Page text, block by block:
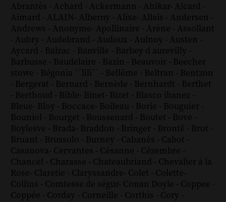
Abrantès - Achard - Ackermann - Ahikar- Aicard -
Aimard - ALAIN- Alberny - Alixe- Allais - Andersen -
Andrews - Anonyme- Apollinaire - Arène - Assollant
- Aubry - Audebrand - Audoux - Aulnoy - Austen -
Aycard - Balzac - Banville - Barbey d aurevilly -
Barbusse - Baudelaire - Bazin - Beauvoir - Beecher
stowe - Bégonia ´´lili´´ - Bellême - Beltran - Bentzon
- Bergerat - Bernard - Bernède - Bernhardt - Berthet
- Berthoud - Bible- Binet- Bizet - Blasco ibanez -
Bleue- Bloy - Boccace- Boileau - Borie - Bouguier -
Bouniol - Bourget - Boussenard - Boutet - Bove -
Boylesve - Brada- Braddon - Bringer - Brontë - Brot -
Bruant - Brussolo - Burney - Cabanès - Cabot -
Casanova- Cervantes - Césanne - Cézembre -
Chancel - Charasse - Chateaubriand - Chevalier à la
Rose- Claretie - Claryssandre- Colet - Colette-
Collins - Comtesse de ségur- Conan Doyle - Coppee -
Coppée - Corday - Corneille - Corthis - Cory -